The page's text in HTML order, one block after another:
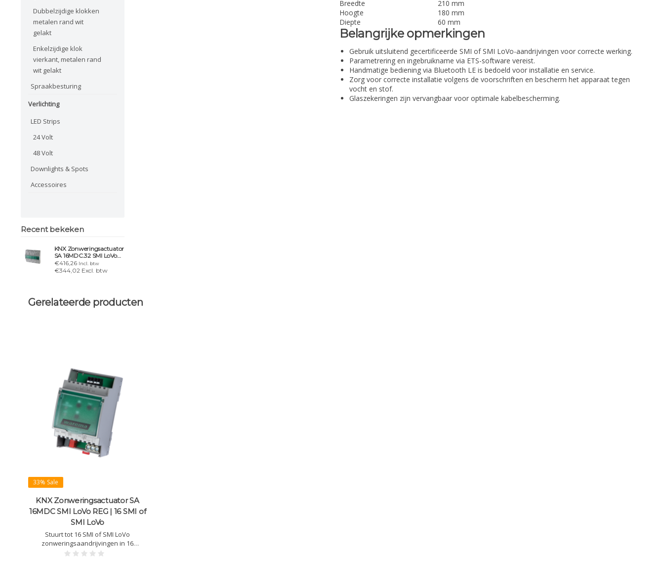
Dubbelzijdige klokken
metalen rand wit
gelakt
Enkelzijdige klok
vierkant, metalen rand
wit gelakt
Spraakbesturing
Verlichting
LED Strips
24 Volt
48 Volt
Downlights & Spots
Accessoires
Recent bekeken
KNX Zonweringsactuator
SA 16MDC.32 SMI LoVo
AP | 16 SMI of SMI LoVo
€416,26 Incl. btw
€344,02 Excl. btw
Breedte
210 mm
Hoogte
180 mm
Diepte
60 mm
Belangrijke opmerkingen
Gebruik uitsluitend gecertificeerde SMI of SMI LoVo-aandrijvingen voor correcte werking.
Parametrering en ingebruikname via ETS-software vereist.
Handmatige bediening via Bluetooth LE is bedoeld voor installatie en service.
Zorg voor correcte installatie volgens de voorschriften en bescherm het apparaat tegen
vocht en stof.
Glaszekeringen zijn vervangbaar voor optimale kabelbescherming.
Gerelateerde producten
33% Sale
KNX Zonweringsactuator SA
16MDC SMI LoVo REG | 16 SMI of
SMI LoVo
Stuurt tot 16 SMI of SMI LoVo
zonweringsaandrijvingen in 16
groepen aan. Flexibele parametrering,